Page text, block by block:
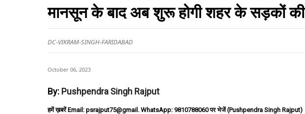
मानसून के बाद अब शुरू होगी शहर के सड़कों
DC-VIKRAM-SINGH-FARIDABAD
October 06, 2023
By: Pushpendra Singh Rajput
हमें ख़बरें Email: psrajput75@gmail. WhatsApp: 9810788060 पर भेजें (Pushpendra Singh Rajput)